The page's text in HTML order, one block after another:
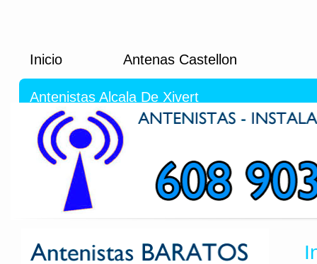
Inicio Antenas Castellon
Antenistas Alcala De Xivert